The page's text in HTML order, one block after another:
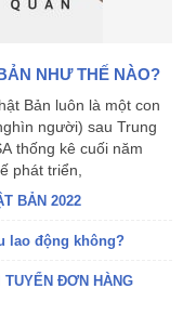
NHƯ THẾ NÀO?
Bản luôn là một con
người) sau Trung
thống kê cuối năm
phát triển,
BẢN 2022
lao động không?
TUYỂN ĐƠN HÀNG